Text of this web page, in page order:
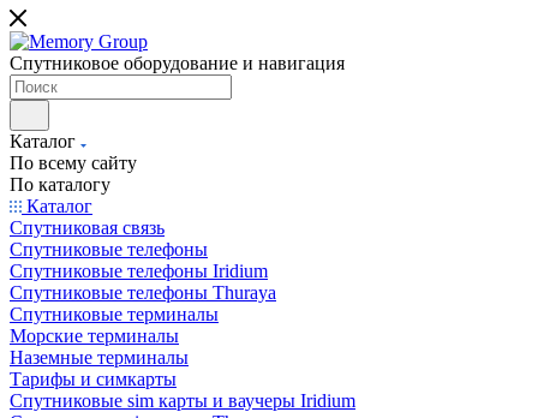
Спутниковое оборудование и навигация
Каталог
По всему сайту
По каталогу
Каталог
Спутниковая связь
Спутниковые телефоны
Спутниковые телефоны Iridium
Спутниковые телефоны Thuraya
Спутниковые терминалы
Морские терминалы
Наземные терминалы
Тарифы и симкарты
Спутниковые sim карты и ваучеры Iridium